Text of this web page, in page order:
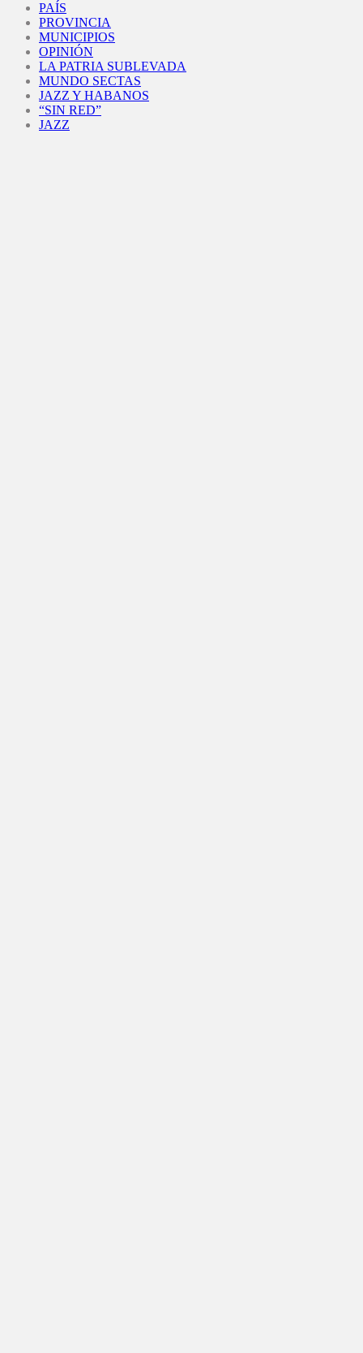
PAÍS
PROVINCIA
MUNICIPIOS
OPINIÓN
LA PATRIA SUBLEVADA
MUNDO SECTAS
JAZZ Y HABANOS
“SIN RED”
JAZZ